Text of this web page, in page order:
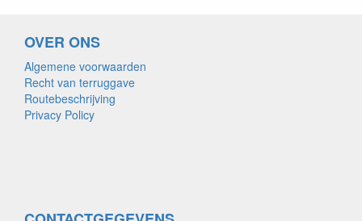
OVER ONS
Algemene voorwaarden
Recht van terruggave
Routebeschrijving
Privacy Policy